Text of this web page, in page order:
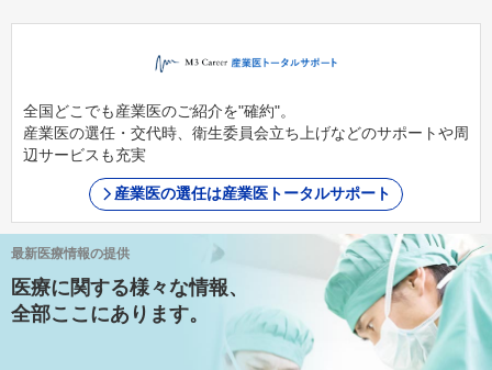
全国どこでも産業医のご紹介を"確約"。
産業医の選任・交代時、衛生委員会立ち上げなどのサポートや周
辺サービスも充実
産業医の選任は産業医トータルサポート
最新医療情報の提供
医療に関する様々な情報、
全部ここにあります。